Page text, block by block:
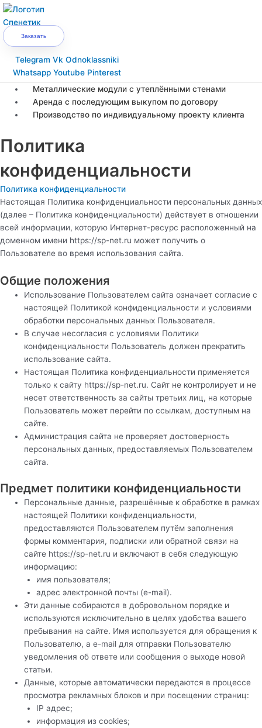
Перейти
содержимому
Заказать
Telegram Vk Odnoklassniki
Whatsapp Youtube Pinterest
Металлические модули с утеплёнными стенами
Аренда с последующим выкупом по договору
Производство по индивидуальному проекту клиента
Политика
конфиденциальности
Политика конфиденциальности
Настоящая Политика конфиденциальности персональных данных
(далее – Политика конфиденциальности) действует в отношении
всей информации, которую Интернет-ресурс расположенный на
доменном имени https://sp-net.ru может получить о
Пользователе во время использования сайта.
Общие положения
Использование Пользователем сайта означает согласие с
настоящей Политикой конфиденциальности и условиями
обработки персональных данных Пользователя.
В случае несогласия с условиями Политики
конфиденциальности Пользователь должен прекратить
использование сайта.
Настоящая Политика конфиденциальности применяется
только к сайту https://sp-net.ru. Сайт не контролирует и не
несет ответственность за сайты третьих лиц, на которые
Пользователь может перейти по ссылкам, доступным на
сайте.
Администрация сайта не проверяет достоверность
персональных данных, предоставляемых Пользователем
сайта.
Предмет политики конфиденциальности
Персональные данные, разрешённые к обработке в рамках
настоящей Политики конфиденциальности,
предоставляются Пользователем путём заполнения
формы комментария, подписки или обратной связи на
сайте https://sp-net.ru и включают в себя следующую
информацию:
имя пользователя;
адрес электронной почты (e-mail).
Эти данные собираются в добровольном порядке и
используются исключительно в целях удобства вашего
пребывания на сайте. Имя используется для обращения к
Пользователю, а e-mail для отправки Пользователю
уведомления об ответе или сообщения о выходе новой
статьи.
Данные, которые автоматически передаются в процессе
просмотра рекламных блоков и при посещении страниц:
IP адрес;
информация из cookies;